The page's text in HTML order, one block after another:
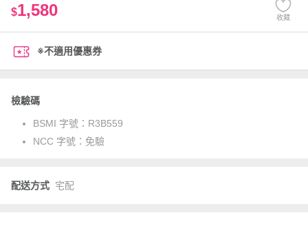
$1,580 收藏
※不適用優惠券
檢驗碼
BSMI 字號： R3B559
NCC 字號： 免驗
配送方式 宅配